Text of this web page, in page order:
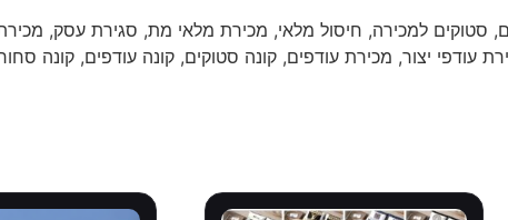
סטוקים למכירה, חיסול מלאי, מכירת מלאי מת, סגירת עסק,
עודפי יצור, מכירת עודפים, קונה סטוקים, קונה עודפים, קונה